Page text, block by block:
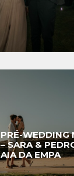
WEDDING
SARA &
DA EMPA